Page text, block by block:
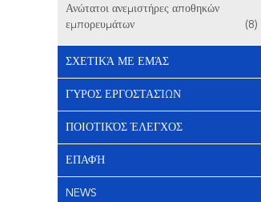
Ανώτατοι ανεμιστήρες αποθηκών
εμπορευμάτων
(8)
ΣΧΕΤΙΚΆ ΜΕ ΕΜΆΣ
ΓΎΡΟΣ ΕΡΓΟΣΤΑΣΊΩΝ
ΠΟΙΟΤΙΚΌΣ ΈΛΕΓΧΟΣ
ΕΠΑΦΉ
NEWS